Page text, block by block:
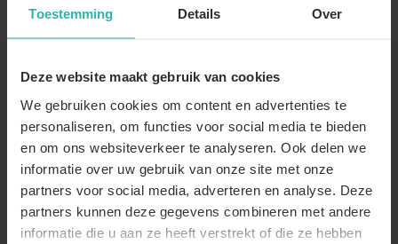
Toestemming Details Over
Deze website maakt gebruik van cookies
We gebruiken cookies om content en advertenties te
personaliseren, om functies voor social media te bieden
en om ons websiteverkeer te analyseren. Ook delen we
informatie over uw gebruik van onze site met onze
partners voor social media, adverteren en analyse. Deze
partners kunnen deze gegevens combineren met andere
informatie die u aan ze heeft verstrekt of die ze hebben
gegalvaniseerde buizen
Op voorraad
Lizzely Garden & Living
Partytent 4x8m PVC met grondframe
brandvertragend